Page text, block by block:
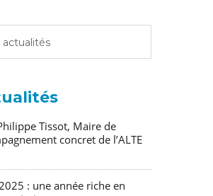
Tissot, Maire de
concret de l’ALTE
2025 : une année riche en